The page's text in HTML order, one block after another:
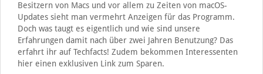
Besitzern von Macs und vor allem zu Zeiten von macOS-
Updates sieht man vermehrt Anzeigen für das Programm.
Doch was taugt es eigentlich und wie sind unsere
Erfahrungen damit nach über zwei Jahren Benutzung? Das
erfahrt ihr auf Techfacts! Zudem bekommen Interessenten
hier einen exklusiven Link zum Sparen.